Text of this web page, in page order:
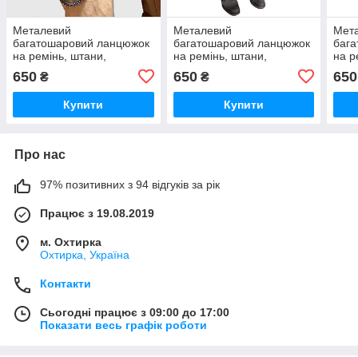
Металевий
багатошаровий ланцюжок
на ремінь, штани,
спідницю DANCER 03932
650 ₴
Купити
Металевий
багатошаровий ланцюжок
на ремінь, штани,
спідницю DANCER 04757
650₴
Купити
на
650
Про нас
97% позитивних з 94 відгуків за рік
Працює з 19.08.2019
м. Охтирка
Охтирка, Україна
Контакти
Сьогодні працює з 09:00 до 17:00
Показати весь графік роботи